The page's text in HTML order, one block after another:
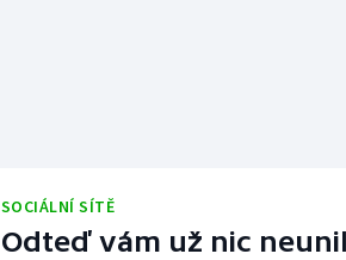
SOCIÁLNÍ SÍTĚ
Odteď vám už nic